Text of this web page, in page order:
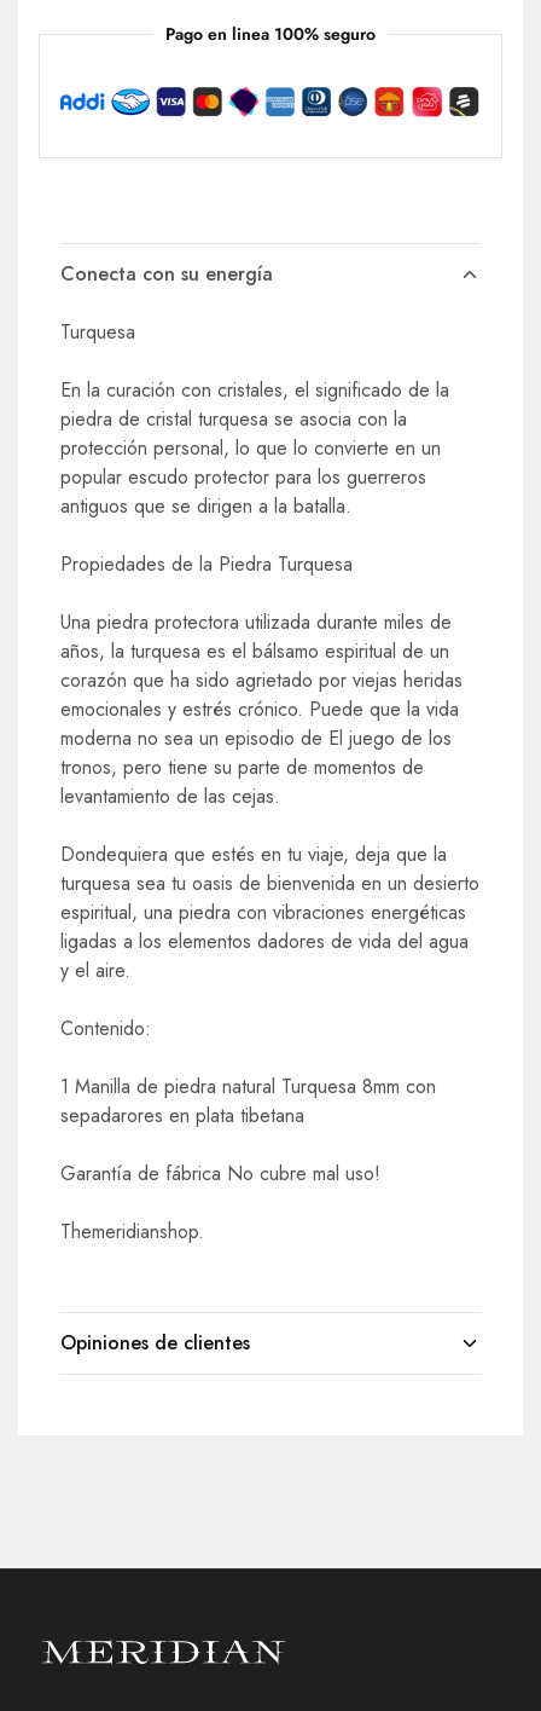
Pago en linea 100% seguro
Conecta con su energía
Turquesa
En la curación con cristales, el significado de la
piedra de cristal turquesa se asocia con la
protección personal, lo que lo convierte en un
popular escudo protector para los guerreros
antiguos que se dirigen a la batalla.
Propiedades de la Piedra Turquesa
Una piedra protectora utilizada durante miles de
años, la turquesa es el bálsamo espiritual de un
corazón que ha sido agrietado por viejas heridas
emocionales y estrés crónico. Puede que la vida
moderna no sea un episodio de El juego de los
tronos, pero tiene su parte de momentos de
levantamiento de las cejas.
Dondequiera que estés en tu viaje, deja que la
turquesa sea tu oasis de bienvenida en un desierto
espiritual, una piedra con vibraciones energéticas
ligadas a los elementos dadores de vida del agua
y el aire.
Contenido:
1 Manilla de piedra natural Turquesa 8mm con
sepadarores en plata tibetana
Garantía de fábrica No cubre mal uso!
Themeridianshop.
Opiniones de clientes